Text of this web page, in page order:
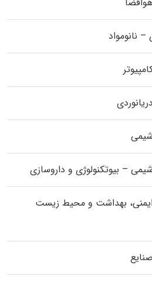
– نانومواد
– بیوتکنولوژی و داروسازی
بهداشت و محیط زیست